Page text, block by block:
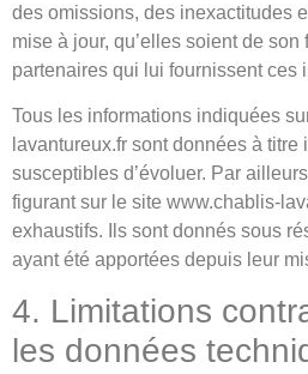
des omissions, des inexactitudes
mise à jour, qu’elles soient de
partenaires qui lui fournissent ces
Tous les informations indiquées
lavantureux.fr sont données à titre
susceptibles d’évoluer. Par
figurant sur le site www.chablis-
exhaustifs. Ils sont donnés sous
ayant été apportées depuis leur
4. Limitations
les données